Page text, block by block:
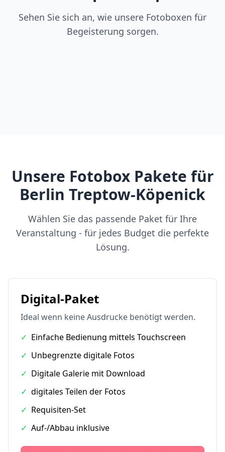
Sehen Sie sich an, wie unsere Fotoboxen für
Begeisterung sorgen.
Unsere Fotobox Pakete für
Berlin Treptow-Köpenick
Wählen Sie das passende Paket für Ihre
Veranstaltung - für jedes Budget die perfekte
Lösung.
Digital-Paket
Ideal wenn keine Ausdrucke benötigt werden.
✓ Einfache Bedienung mittels Touchscreen
✓ Unbegrenzte digitale Fotos
✓ Digitale Galerie mit Download
✓ digitales Teilen der Fotos
✓ Requisiten-Set
✓ Auf-/Abbau inklusive